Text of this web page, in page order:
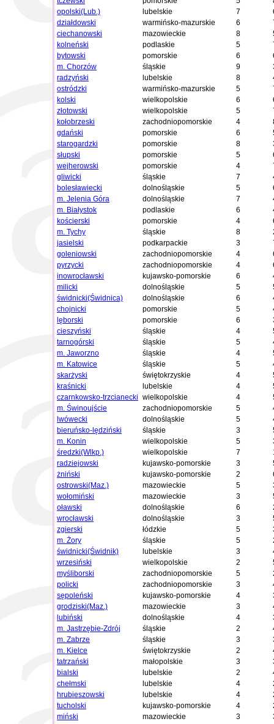
opolski(Lub.)
lubelskie 7
działdowski
warmińsko-mazurskie 6
ciechanowski
mazowieckie 8
kolneński
podlaskie 5
bytowski
pomorskie 6
m. Chorzów
śląskie 9
radzyński
lubelskie 8
ostródzki
warmińsko-mazurskie 5
kolski
wielkopolskie 6
złotowski
wielkopolskie 5
kołobrzeski
zachodniopomorskie 4
gdański
pomorskie 6
starogardzki
pomorskie 8
słupski
pomorskie 5
wejherowski
pomorskie 4
gliwicki
śląskie 7
bolesławiecki
dolnośląskie 5
m. Jelenia Góra
dolnośląskie 7
m. Białystok
podlaskie 6
kościerski
pomorskie 4
m. Tychy
śląskie 8
jasielski
podkarpackie 3
goleniowski
zachodniopomorskie 4
pyrzycki
zachodniopomorskie 4
inowrocławski
kujawsko-pomorskie 6
milicki
dolnośląskie 5
świdnicki(Świdnica)
dolnośląskie 6
chojnicki
pomorskie 5
lęborski
pomorskie 6
cieszyński
śląskie 4
tarnogórski
śląskie 5
m. Jaworzno
śląskie 4
m. Katowice
śląskie 5
skarżyski
świętokrzyskie 4
kraśnicki
lubelskie 4
czarnkowsko-trzcianecki wielkopolskie 4
m. Świnoujście
zachodniopomorskie 5
lwówecki
dolnośląskie 5
bieruńsko-lędziński
śląskie 3
m. Konin
wielkopolskie 5
średzki(Wlkp.)
wielkopolskie 7
radziejowski
kujawsko-pomorskie 3
żniński
kujawsko-pomorskie 2
ostrowski(Maz.)
mazowieckie 5
wołomiński
mazowieckie 3
oławski
dolnośląskie 6
wrocławski
dolnośląskie 3
zgierski
łódzkie 5
m. Żory
śląskie 5
świdnicki(Świdnik)
lubelskie 3
wrzesiński
wielkopolskie 2
myśliborski
zachodniopomorskie 5
policki
zachodniopomorskie 3
sępoleński
kujawsko-pomorskie 4
grodziski(Maz.)
mazowieckie 3
lubiński
dolnośląskie 4
m. Jastrzębie-Zdrój
śląskie 2
m. Zabrze
śląskie 3
m. Kielce
świętokrzyskie 2
tatrzański
małopolskie 3
bialski
lubelskie 2
chełmski
lubelskie 4
hrubieszowski
lubelskie 4
tucholski
kujawsko-pomorskie 4
miński
mazowieckie 3